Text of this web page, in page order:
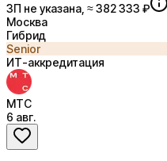
ЗП не указана, ≈ 382 333 ₽
Москва
Гибрид
Senior
ИТ-аккредитация
МТС
6 авг.